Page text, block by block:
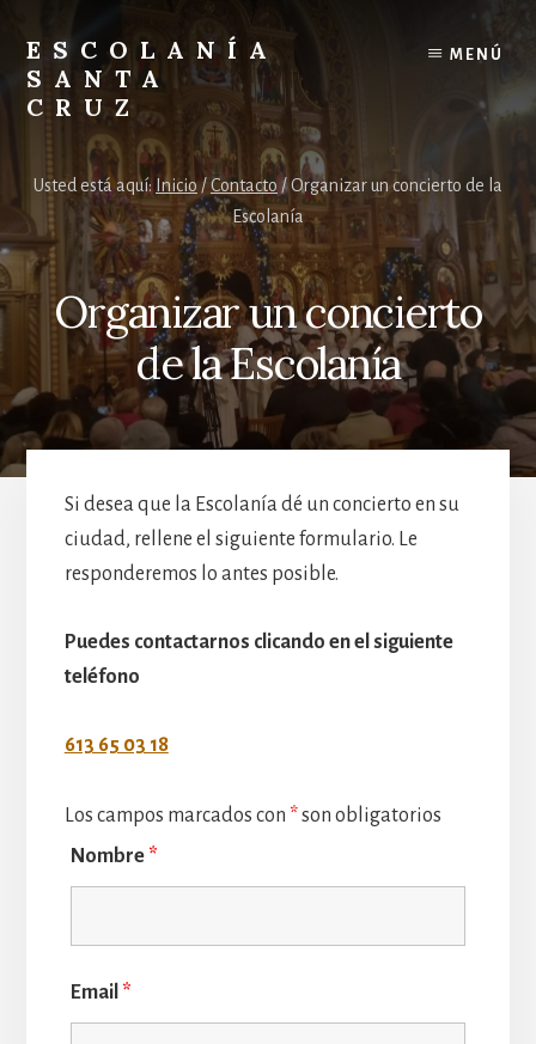
content
footer
ESCOLANÍA
SANTA
CRUZ
Escolanía
Santa
Cruz
en
el
Valle
MENÚ
Usted está aquí: Inicio /Contacto /Organizar un concierto de la
Escolanía
Organizar un concierto
de la Escolanía
Si desea que la Escolanía dé un concierto en su
ciudad, rellene el siguiente formulario. Le
responderemos lo antes posible.
Puedes contactarnos clicando en el siguiente
teléfono
613 65 03 18
Los campos marcados con *son obligatorios
Nombre *
Email *